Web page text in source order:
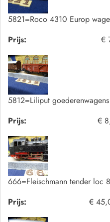
5821=Roco 4310 Europ
Prijs:
€
5812=Liliput
Prijs:
€
666=Fleischmann tender loc
Prijs:
€